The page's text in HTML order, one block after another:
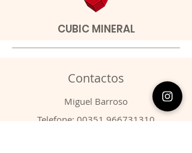
CUBIC MINERAL
Contactos
​Miguel Barroso
Telefone: 00351 966731310